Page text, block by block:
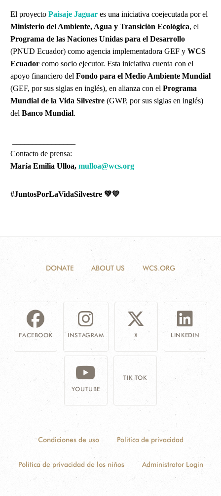
El proyecto Paisaje Jaguar es una iniciativa coejecutada por el
Ministerio del Ambiente, Agua y Transición Ecológica, el
Programa de las Naciones Unidas para el Desarrollo
(PNUD Ecuador) como agencia implementadora GEF y WCS
Ecuador como socio ejecutor. Esta iniciativa cuenta con el
apoyo financiero del Fondo para el Medio Ambiente Mundial
(GEF, por sus siglas en inglés), en alianza con el Programa
Mundial de la Vida Silvestre (GWP, por sus siglas en inglés)
del Banco Mundial.
Contacto de prensa:
María Emilia Ulloa, mulloa@wcs.org
#JuntosPorLaVidaSilvestre 💚💙
DONATE ABOUT US WCS.ORG
FACEBOOK INSTAGRAM X LINKEDIN
YOUTUBE
TIK TOK
Condiciones de uso Política de privacidad
Política de privacidad de los niños Administrator Login